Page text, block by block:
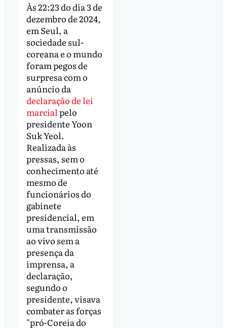
Às 22:23 do dia 3 de
dezembro de 2024,
em Seul, a
sociedade sul-
coreana e o mundo
foram pegos de
surpresa com o
anúncio da
declaração de lei
marcialpelo
presidente Yoon
Suk Yeol.
Realizada às
pressas, sem o
conhecimento até
mesmo de
funcionários do
gabinete
presidencial, em
uma transmissão
ao vivo sem a
presença da
imprensa, a
declaração,
segundo o
presidente, visava
combater as forças
"pró-Coreia do